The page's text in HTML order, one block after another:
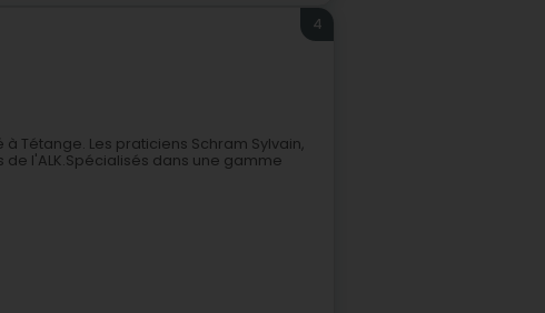
4
Tétange. Les praticiens Schram Sylvain,
l'ALK.Spécialisés dans une gamme